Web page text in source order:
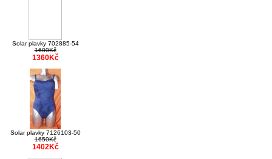
Solar plavky 702885-54
1600Kč
1360Kč
Solar plavky 7126103-50
1650Kč
1402Kč